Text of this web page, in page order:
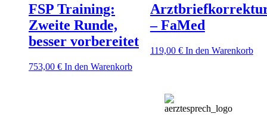
FSP Training:
Zweite Runde,
besser vorbereitet
753,00 € In den Warenkorb
– FaMed
119,00 € In den Warenkorb